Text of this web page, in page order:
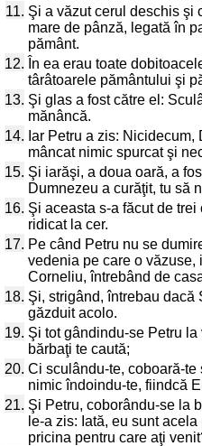
11. Şi a văzut cerul deschis şi
mare de pânză, legată în
pământ.
12. În ea erau toate
târâtoarele pământului şi
13. Şi glas a fost către el:
mănâncă.
14. Iar Petru a zis:
mâncat nimic spurcat şi
15. Şi iarăşi, a doua oară, a
Dumnezeu a curăţit, tu să
16. Şi aceasta s-a făcut de
ridicat la cer.
17. Pe când Petru nu se
vedenia pe care o
Corneliu, întrebând de
18. Şi, strigând, întrebau dacă
găzduit acolo.
19. Şi tot gândindu-se Petru
bărbaţi te caută;
20. Ci sculându-te, coboară-
nimic îndoindu-te, fiindcă
21. Şi Petru, coborându-se la
le-a zis: Iată, eu sunt
pricina pentru care aţi